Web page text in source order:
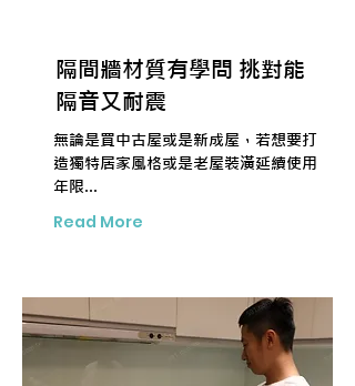
隔間牆材質有學問 挑對能
隔音又耐震
無論是買中古屋或是新成屋，若想要打
造獨特居家風格或是老屋裝潢延續使用
年限...
Read More